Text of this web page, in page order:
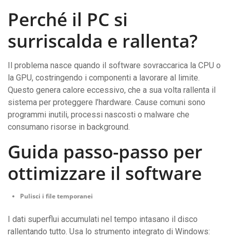
Perché il PC si
surriscalda e rallenta?
Il problema nasce quando il software sovraccarica la CPU o
la GPU, costringendo i componenti a lavorare al limite.
Questo genera calore eccessivo, che a sua volta rallenta il
sistema per proteggere l’hardware. Cause comuni sono
programmi inutili, processi nascosti o malware che
consumano risorse in background.
Guida passo-passo per
ottimizzare il software
Pulisci i file temporanei
I dati superflui accumulati nel tempo intasano il disco
rallentando tutto. Usa lo strumento integrato di Windows: